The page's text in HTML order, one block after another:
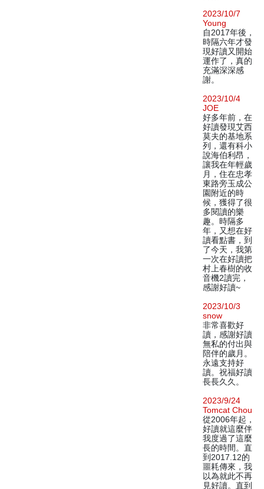
2023/10/7
Young
自2017年後，
時隔六年才發
現好讀又開始
運作了，真的
充滿深深感
謝。
2023/10/4
JOE
好多年前，在
好讀發現艾西
莫夫的基地系
列，還有科小
說海伯利昂，
讓我在年輕歲
月，住在忠孝
東路旁玉成公
園附近的時
候，獲得了很
多閱讀的樂
趣。時隔多
年，又想在好
讀看點書，到
了今天，我第
一次在好讀把
村上春樹的收
音機2讀完，
感謝好讀~
2023/10/3
snow
非常喜歡好
讀，感謝好讀
無私的付出與
陪伴的歲月。
永遠支持好
讀。祝福好讀
長長久久。
2023/9/24
Tomcat Chou
從2006年起，
好讀就這麼伴
我度過了這麼
長的時間。直
到2017.12的
噩耗傳來，我
以為就此不再
見好讀。直到